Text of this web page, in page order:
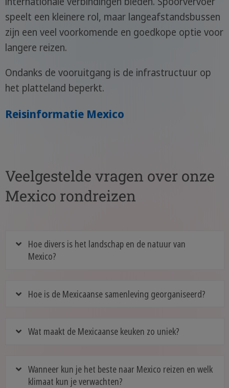
speelt een kleinere rol, maar langeafstandsbussen
zijn een veel voorkomende en goedkope optie voor
langere reizen.
Ondanks de vooruitgang is de infrastructuur op
het platteland beperkt.
Reisinformatie Mexico
Veelgestelde vragen over onze
Mexico rondreizen
Hoe divers is het landschap en de natuur van
Mexico?
Hoe is de Mexicaanse samenleving georganiseerd?
Wat maakt de Mexicaanse keuken zo uniek?
Wanneer kun je het beste naar Mexico reizen en welk
klimaat kun je verwachten?